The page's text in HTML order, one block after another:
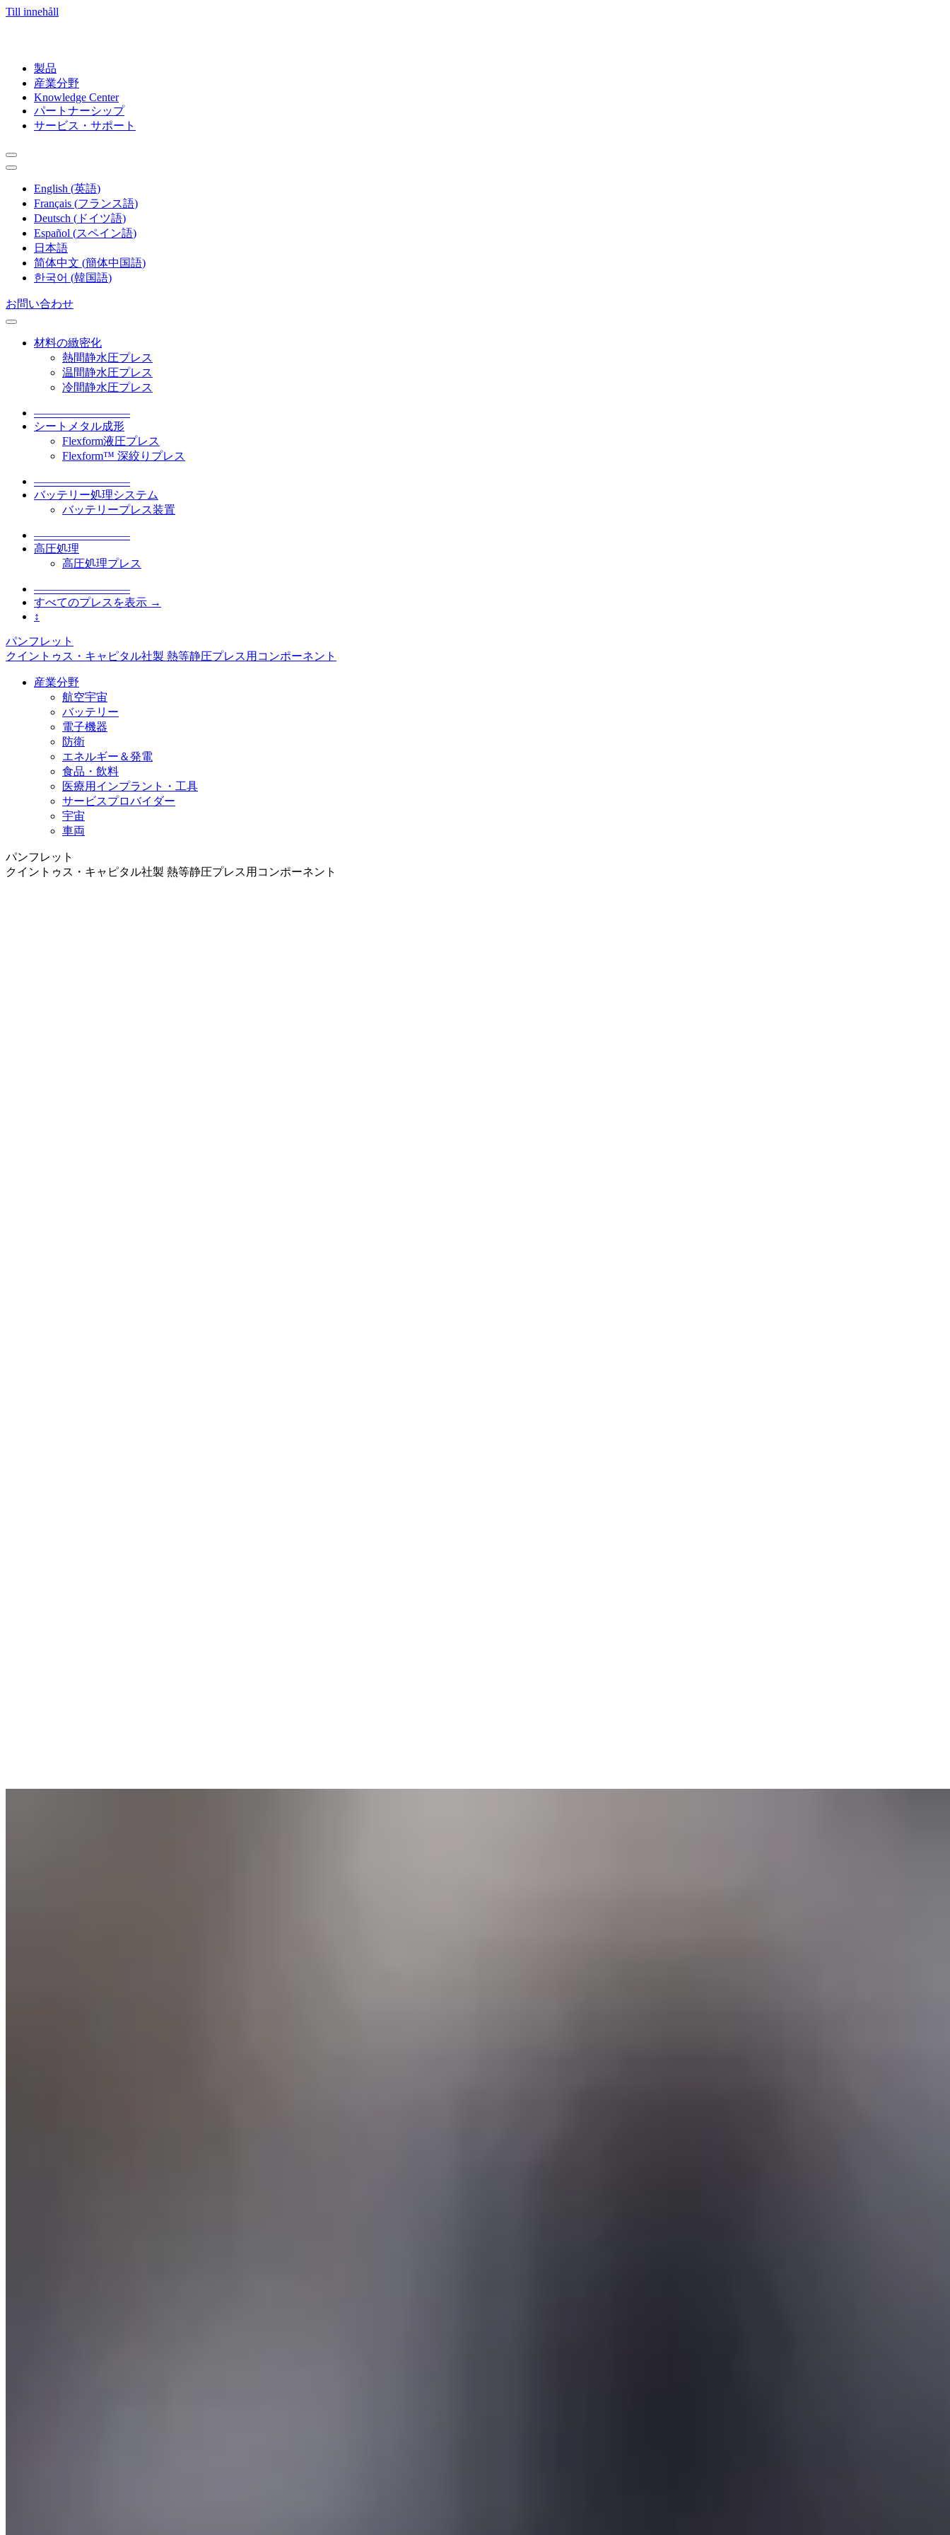
Till innehåll
製品
産業分野
Knowledge Center
パートナーシップ
サービス・サポート
English (英語)
Français (フランス語)
Deutsch ( ドイツ語)
Español (スペイン語)
日本語
简体中文 (簡体中国語)
한국어 (韓国語)
お問い合わせ
材料の緻密化
熱間静水圧プレス
温間静水圧プレス
冷間静水圧プレス
–––––––––––––––––
シートメタル成形
Flexform液圧プレス
Flexform™ 深絞りプレス
–––––––––––––––––
バッテリー処理システム
バッテリープレス装置
–––––––––––––––––
高圧処理
高圧処理プレス
–––––––––––––––––
すべてのプレスを表示 →
↕
パンフレット
クイントゥス・キャピタル社製 熱等静圧プレス用コンポーネント
産業分野
航空宇宙
バッテリー
電子機器
防衛
エネルギー＆発電
食品・飲料
医療用インプラント・工具
サービスプロバイダー
宇宙
車両
パンフレット
クイントゥス・キャピタル社製 熱等静圧プレス用コンポーネント